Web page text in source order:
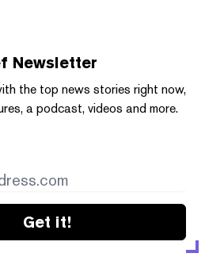
Newsletter
the top news stories right now,
a podcast, videos and more.
Get it!